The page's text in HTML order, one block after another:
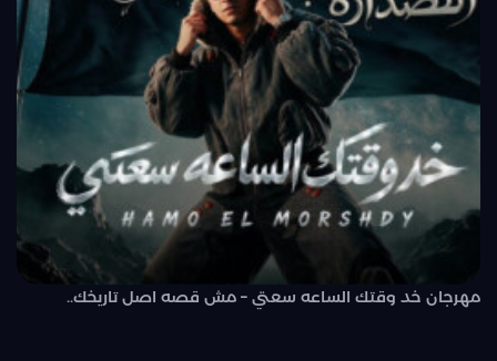
مهرجان خد وقتك الساعه سعتي – مش قصه اصل تاريخك..